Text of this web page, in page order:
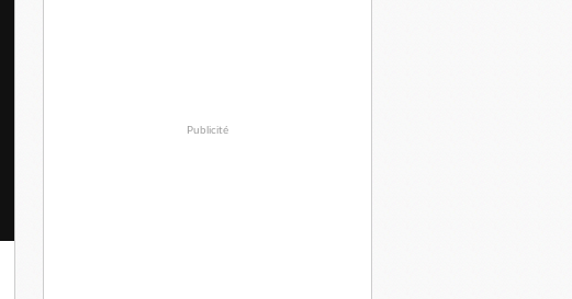
Publicité